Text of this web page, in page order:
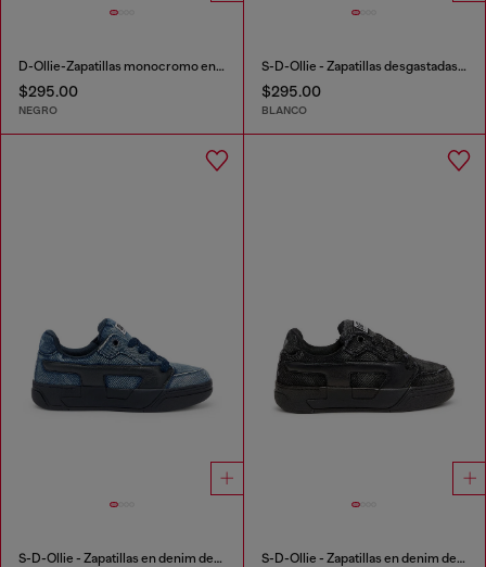
D-Ollie-Zapatillas monocromo en ante y cuero
$295.00
NEGRO
S-D-Ollie - Zapatillas desgastadas de piel y ante
$295.00
BLANCO
S-D-Ollie - Zapatillas en denim deshilachado lavado oscuro S-D-Ollie - Zapatillas en denim deshilachado y piel